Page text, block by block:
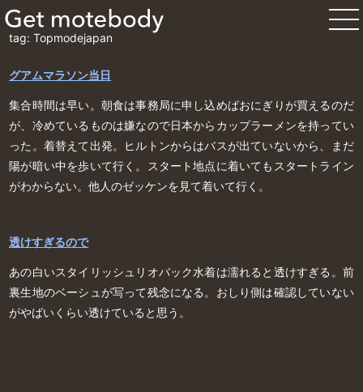
tag: Topmodejapan
グアムマラソン当日
集合時間は早い。朝食は事務局に申し込めばおにぎりが買えるのだ
が、冷めているものは嫌なので日本からカップラーメンを持ってい
った。着替えて出発。ヒルトンからはバスが出ていないから、まだ
陽が暗い中を歩いて行く。スタート地点に着いてもスタートライン
がわからない。他人のゼッケンを見て着いて行く。
透けすぎるので
あの白いスタイリッシュリオバック水着は濡れると透けすぎる。前
裏生地のベーシュが写って残念になる。おしり側は確認していない
がやばいくらい透けていると思う。